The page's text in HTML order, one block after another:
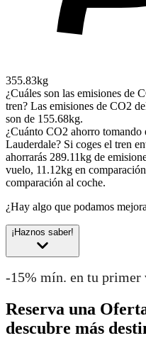
355.83kg
¿Cuáles son las emisiones de
tren? Las emisiones de CO2
son de 155.68kg.
¿Cuánto CO2 ahorro
Lauderdale? Si coges el tren
ahorrarás 289.11kg de
vuelo, 11.12kg en
comparación al coche.
¿Hay algo que podamos
¡Haznos saber!
-15% mín. en tu primer
Reserva una
descubre más